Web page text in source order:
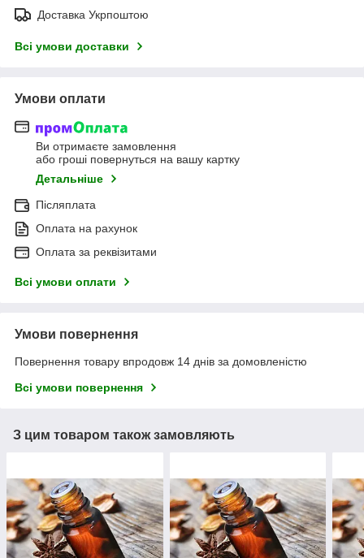
Доставка Укрпоштою
Всі умови доставки
Умови оплати
Ви отримаєте замовлення
або гроші повернуться на вашу картку
Детальніше
Післяплата
Оплата на рахунок
Оплата за реквізитами
Всі умови оплати
Умови повернення
Повернення товару впродовж 14 днів за домовленістю
Всі умови повернення
З цим товаром також замовляють